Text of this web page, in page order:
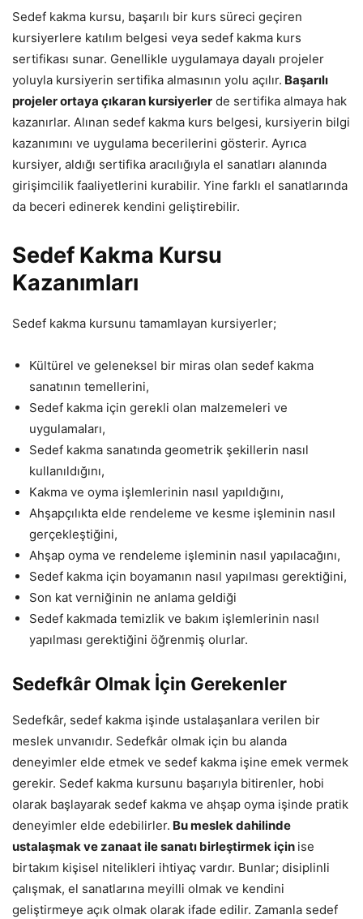
Sedef kakma kursu, başarılı bir kurs süreci geçiren
kursiyerlere katılım belgesi veya sedef kakma kurs
sertifikası sunar. Genellikle uygulamaya dayalı projeler
yoluyla kursiyerin sertifika almasının yolu açılır. Başarılı
projeler ortaya çıkaran kursiyerler de sertifika almaya hak
kazanırlar. Alınan sedef kakma kurs belgesi, kursiyerin bilgi
kazanımını ve uygulama becerilerini gösterir. Ayrıca
kursiyer, aldığı sertifika aracılığıyla el sanatları alanında
girişimcilik faaliyetlerini kurabilir. Yine farklı el sanatlarında
da beceri edinerek kendini geliştirebilir.
Sedef Kakma Kursu
Kazanımları
Sedef kakma kursunu tamamlayan kursiyerler;
Kültürel ve geleneksel bir miras olan sedef kakma
sanatının temellerini,
Sedef kakma için gerekli olan malzemeleri ve
uygulamaları,
Sedef kakma sanatında geometrik şekillerin nasıl
kullanıldığını,
Kakma ve oyma işlemlerinin nasıl yapıldığını,
Ahşapçılıkta elde rendeleme ve kesme işleminin nasıl
gerçekleştiğini,
Ahşap oyma ve rendeleme işleminin nasıl yapılacağını,
Sedef kakma için boyamanın nasıl yapılması gerektiğini,
Son kat verniğinin ne anlama geldiği
Sedef kakmada temizlik ve bakım işlemlerinin nasıl
yapılması gerektiğini öğrenmiş olurlar.
Sedefkâr Olmak İçin Gerekenler
Sedefkâr, sedef kakma işinde ustalaşanlara verilen bir
meslek unvanıdır. Sedefkâr olmak için bu alanda
deneyimler elde etmek ve sedef kakma işine emek vermek
gerekir. Sedef kakma kursunu başarıyla bitirenler, hobi
olarak başlayarak sedef kakma ve ahşap oyma işinde pratik
deneyimler elde edebilirler. Bu meslek dahilinde
ustalaşmak ve zanaat ile sanatı birleştirmek için ise
birtakım kişisel nitelikleri ihtiyaç vardır. Bunlar; disiplinli
çalışmak, el sanatlarına meyilli olmak ve kendini
geliştirmeye açık olmak olarak ifade edilir. Zamanla sedef